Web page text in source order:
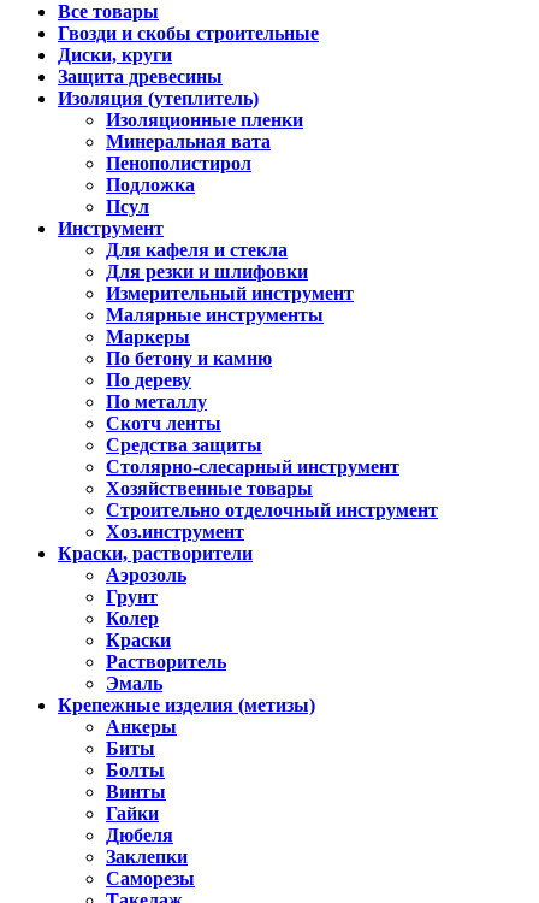
Все товары
Гвозди и скобы строительные
Диски, круги
Защита древесины
Изоляция (утеплитель)
Изоляционные пленки
Минеральная вата
Пенополистирол
Подложка
Псул
Инструмент
Для кафеля и стекла
Для резки и шлифовки
Измерительный инструмент
Малярные инструменты
Маркеры
По бетону и камню
По дереву
По металлу
Скотч ленты
Средства защиты
Столярно-слесарный инструмент
Хозяйственные товары
Строительно отделочный инструмент
Хоз.инструмент
Краски, растворители
Аэрозоль
Грунт
Колер
Краски
Растворитель
Эмаль
Крепежные изделия (метизы)
Анкеры
Биты
Болты
Винты
Гайки
Дюбеля
Заклепки
Саморезы